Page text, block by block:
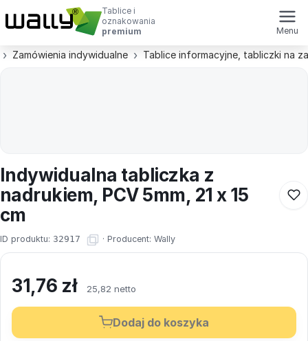
Tablice i
oznakowania
premium
Menu
Zamówienia indywidualne Tablice informacyjne, tabliczki na
Indywidualna tabliczka z
nadrukiem, PCV 5mm, 21 x 15
cm
ID produktu: 32917 · Producent: Wally
31,76 zł 25,82 netto
Dodaj do koszyka